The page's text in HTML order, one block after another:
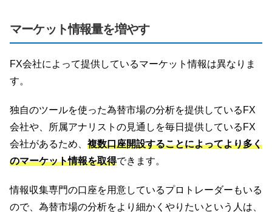
マーケット情報量を増やす
FX会社によって提供しているマーケット情報は異なりま
す。
独自のツールを使った為替市場の分析を提供しているFX
会社や、所属アナリストの見通しを毎日提供しているFX
会社があるため、 複数口座開設することによってより多く
のマーケット情報を取得できます。
情報収集専門の口座を用意しているプロトレーダーもいる
ので、為替市場の分析をより細かくやりたいという人は、